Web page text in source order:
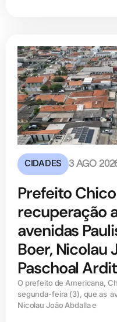
CIDADES 3 AGO
Prefeito
recuperação
avenidas
Boer, Nicolau
Paschoal
O prefeito de Americana,
segunda-feira (3), que as
Nicolau João Abdalla e